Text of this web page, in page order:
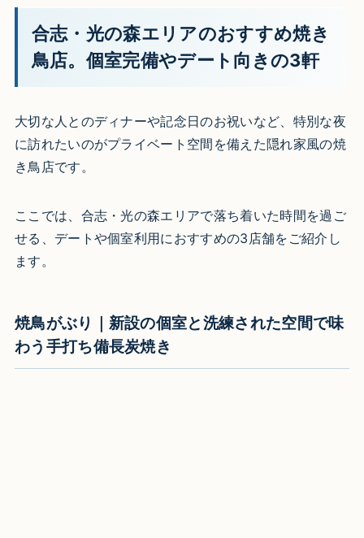
合志・光の森エリアのおすすめ焼き
鳥店。個室完備やデート向きの3軒
大切な人とのディナーや記念日のお祝いなど、特別な夜
に訪れたいのがプライベート空間を備えた隠れ家風の焼
き鳥店です。
ここでは、合志・光の森エリアで落ち着いた時間を過ご
せる、デートや個室利用におすすめの3店舗をご紹介し
ます。
焼鳥がぶり｜新設の個室と洗練された空間で味
わう手打ち備長炭焼き